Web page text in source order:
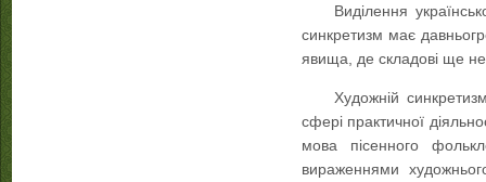
Виділення
синкретизм має
явища, де складові ще не
Художній
сфері практичної
мова пісенного
вираженнями